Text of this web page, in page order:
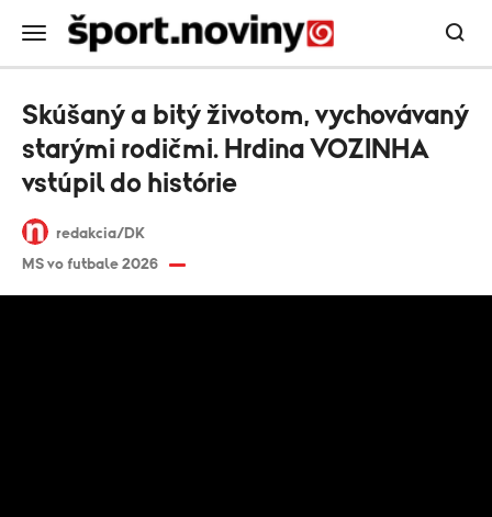
redakcia/DK
MS vo futbale 2026
Skúšaný a bitý životom, vychovávaný
starými rodičmi. Hrdina VOZINHA
vstúpil do histórie